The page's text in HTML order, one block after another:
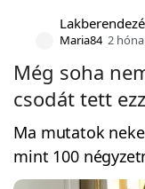
Maria84 2
Még soha
csodát tett
Ma mutatok
mint 100